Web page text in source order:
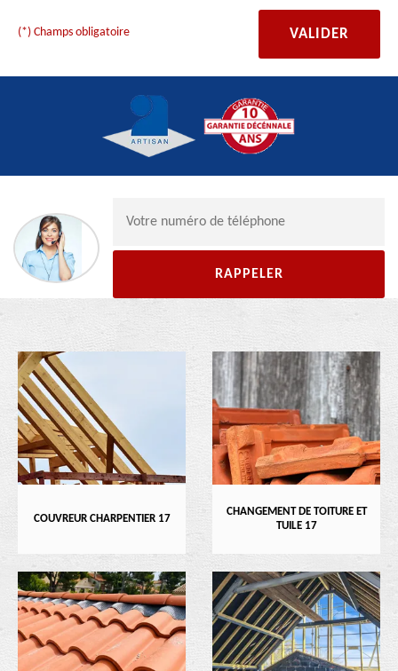
(*) Champs obligatoire
COUVREUR CHARPENTIER 17
CHANGEMENT DE TOITURE ET
TUILE 17